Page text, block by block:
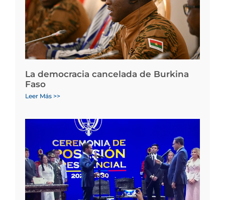
La democracia cancelada de Burkina
Faso
Leer Más >>